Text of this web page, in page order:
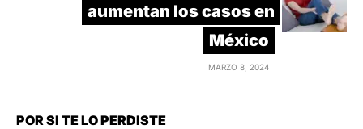
aumentan los casos en
México
MARZO 8, 2024
POR SI TE LO PERDISTE